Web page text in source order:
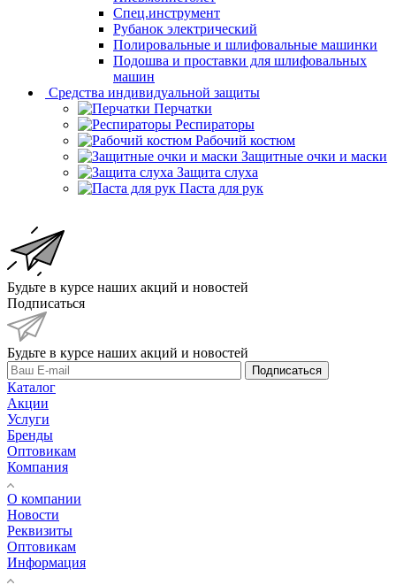
Спец.инструмент
Рубанок электрический
Полировальные и шлифовальные машинки
Подошва и проставки для шлифовальных
машин
Средства индивидуальной защиты
Перчатки
Респираторы
Рабочий костюм
Защитные очки и маски
Защита слуха
Паста для рук
Будьте в курсе наших акций и новостей
Подписаться
Будьте в курсе наших акций и новостей
Подписаться
Каталог
Акции
Услуги
Бренды
Оптовикам
Компания
О компании
Новости
Реквизиты
Оптовикам
Информация